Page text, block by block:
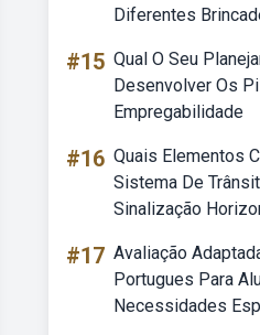
Diferentes
#15 Qual O Seu
Desenvolver Os
Empregabilidade
#16 Quais Elementos
Sistema De
Sinalização
#17 Avaliação
Portugues Para
Necessidades